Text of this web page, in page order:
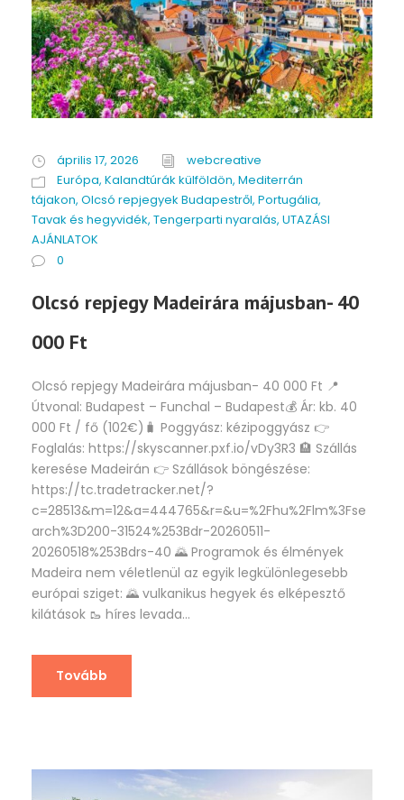
április 17, 2026
webcreative
Európa, Kalandtúrák külföldön, Mediterrán
tájakon, Olcsó repjegyek Budapestről, Portugália,
Tavak és hegyvidék, Tengerparti nyaralás, UTAZÁSI
AJÁNLATOK
0
Olcsó repjegy Madeirára májusban- 40
000 Ft
Olcsó repjegy Madeirára májusban- 40 000 Ft 📍
Útvonal: Budapest – Funchal – Budapest💰 Ár: kb. 40
000 Ft / fő (102€)🧳 Poggyász: kézipoggyász 👉
Foglalás: https://skyscanner.pxf.io/vDy3R3 🏨 Szállás
keresése Madeirán 👉 Szállások böngészése:
https://tc.tradetracker.net/?
c=28513&m=12&a=444765&r=&u=%2Fhu%2Flm%3Fse
arch%3D200-31524%253Bdr-20260511-
20260518%253Bdrs-40 🌄 Programok és élmények
Madeira nem véletlenül az egyik legkülönlegesebb
európai sziget: 🌄 vulkanikus hegyek és elképesztő
kilátások 🥾 híres levada...
Tovább